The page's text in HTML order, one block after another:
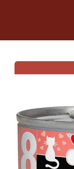
Arenas
Descanso